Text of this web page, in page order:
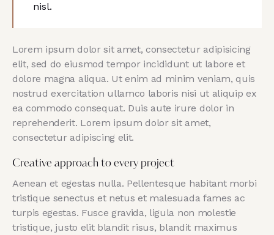
nisl.
Lorem ipsum dolor sit amet, consectetur adipisicing
elit, sed do eiusmod tempor incididunt ut labore et
dolore magna aliqua. Ut enim ad minim veniam, quis
nostrud exercitation ullamco laboris nisi ut aliquip ex
ea commodo consequat. Duis aute irure dolor in
reprehenderit. Lorem ipsum dolor sit amet,
consectetur adipiscing elit.
Creative approach to every project
Aenean et egestas nulla. Pellentesque habitant morbi
tristique senectus et netus et malesuada fames ac
turpis egestas. Fusce gravida, ligula non molestie
tristique, justo elit blandit risus, blandit maximus